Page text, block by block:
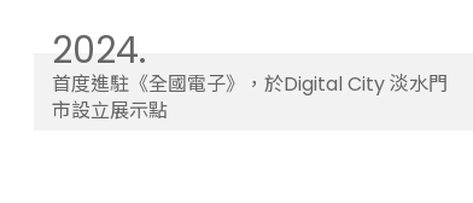
2024.
首度進駐《全國電子》，於Digital City 淡水門
市設立展示點